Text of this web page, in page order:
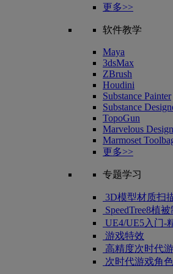
更多>>
软件教学
Maya
3dsMax
ZBrush
Houdini
Substance Painter
Substance
TopoGun
Marvelous
Marmoset
更多>>
专题学习
3D模型材质扫
SpeedTree8植
UE4/UE5入门-
游戏特效
高精度次时代
次时代游戏角色